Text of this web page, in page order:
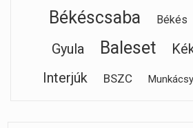
Békéscsaba Békés
Gyula
Baleset
Interjúk BSZC